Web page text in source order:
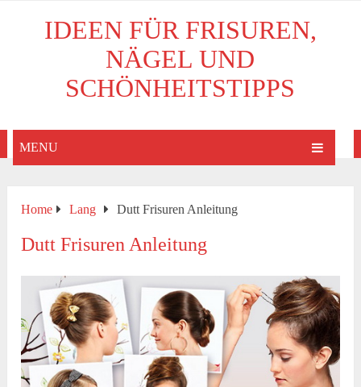
IDEEN FÜR FRISUREN,
NÄGEL UND
SCHÖNHEITSTIPPS
MENU
Home Lang Dutt Frisuren Anleitung
Dutt Frisuren Anleitung